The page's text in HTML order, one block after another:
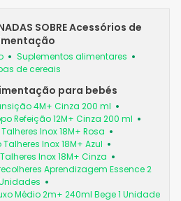
SOBRE Acessórios de
Suplementos alimentares
de cereais
para bebés
4M+ Cinza 200 ml
Refeição 12M+ Cinza 200 ml
Inox 18M+ Rosa
Inox 18M+ Azul
Inox 18M+ Cinza
Aprendizagem Essence 2
Médio 2m+ 240ml Bege 1 Unidade